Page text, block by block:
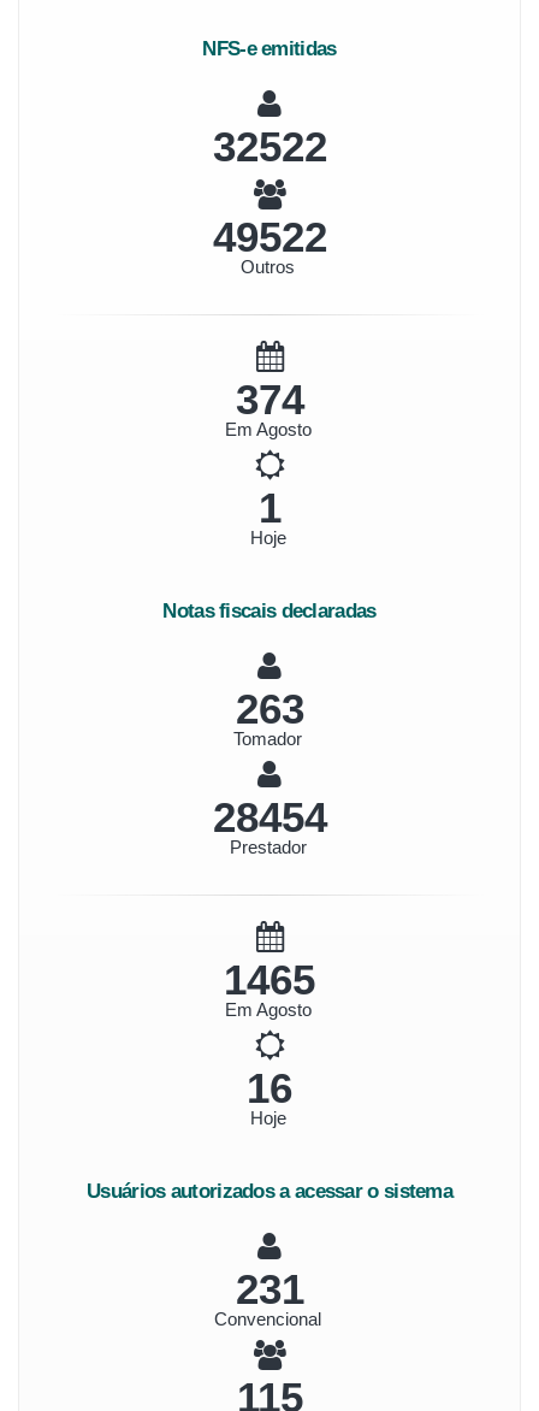
NFS-e emitidas
34845
53059
Outros
418
Em Agosto
1
Hoje
Notas fiscais declaradas
293
Tomador
31738
Prestador
1634
Em Agosto
17
Hoje
Usuários autorizados a acessar o sistema
258
Convencional
129